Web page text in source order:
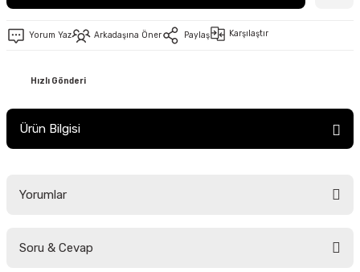
Yorum Yaz Arkadaşına Öner Paylaş Karşılaştır
Hızlı Gönderi
Ürün Bilgisi
Yorumlar
Soru & Cevap